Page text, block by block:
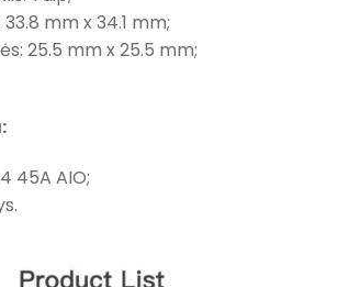
mm x 34.1 mm;
25.5 mm x 25.5 mm;
45A AIO;